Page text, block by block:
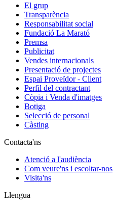
El grup
Transparència
Responsabilitat social
Fundació La Marató
Premsa
Publicitat
Vendes internacionals
Presentació de projectes
Espai Proveïdor - Client
Perfil del contractant
Còpia i Venda d'imatges
Botiga
Selecció de personal
Càsting
Contacta'ns
Atenció a l'audiència
Com veure'ns i escoltar-nos
Visita'ns
Llengua